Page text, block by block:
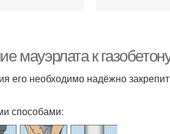
мауэрлата к
его необходимо надёжно
способами: